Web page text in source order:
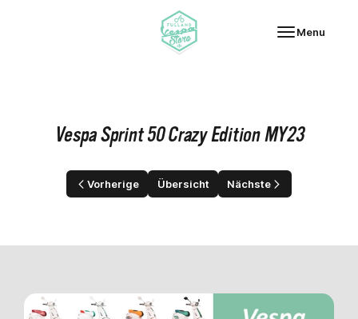
Fulland Vespa-Store
Menu
Vespa Sprint 50 Crazy Edition MY23
Vorherige Übersicht Nächste